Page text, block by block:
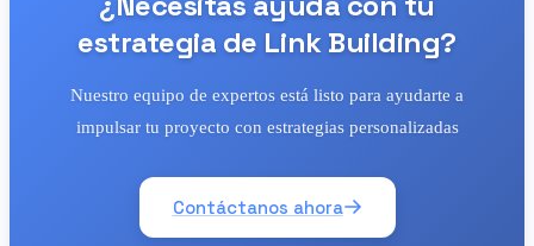
estrategia de Link Building?
Nuestro equipo de expertos está listo para ayudarte a
impulsar tu proyecto con estrategias personalizadas
Contáctanos ahora